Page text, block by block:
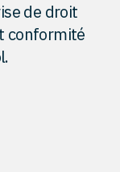
de droit
conformité